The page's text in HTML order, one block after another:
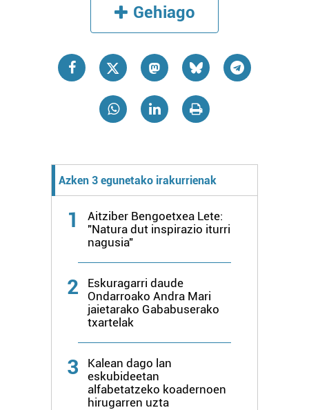
Gehiago
Azken 3 egunetako irakurrienak
1
Aitziber Bengoetxea Lete:
"Natura dut inspirazio iturri
nagusia"
2
Eskuragarri daude
Ondarroako Andra Mari
jaietarako Gababuserako
txartelak
3
Kalean dago lan
eskubideetan
alfabetatzeko koadernoen
hirugarren uzta